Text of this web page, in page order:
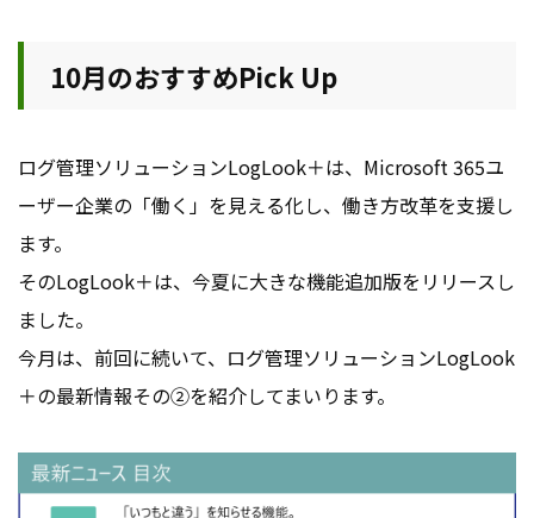
10月のおすすめPick Up
ログ管理ソリューションLogLook＋は、Microsoft 365ユ
ーザー企業の「働く」を見える化し、働き方改革を支援し
ます。
そのLogLook＋は、今夏に大きな機能追加版をリリースし
ました。
今月は、前回に続いて、ログ管理ソリューションLogLook
＋の最新情報その②を紹介してまいります。